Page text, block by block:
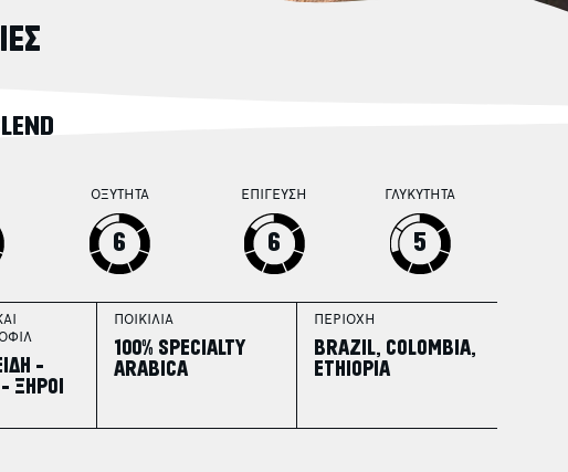
ΟΞΥΤΗΤΑ
6
ΕΠΙΓΕΥΣΗ
6
ΓΛΥΚΥΤΗΤΑ
5
-
ΞΗΡΟΙ
ΠΟΙΚΙΛΙΑ
100% SPECIALTY
ARABICA
ΠΕΡΙΟΧΗ
BRAZIL, COLOMBIA,
ETHIOPIA